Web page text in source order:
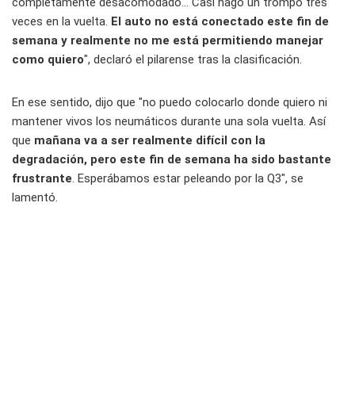
veces en la vuelta. El auto no está conectado este fin de
semana y realmente no me está permitiendo manejar
como quiero", declaró el pilarense tras la clasificación.
En ese sentido, dijo que "no puedo colocarlo donde quiero ni
mantener vivos los neumáticos durante una sola vuelta. Así
que mañana va a ser realmente difícil con la
degradación, pero este fin de semana ha sido bastante
frustrante. Esperábamos estar peleando por la Q3", se
lamentó.